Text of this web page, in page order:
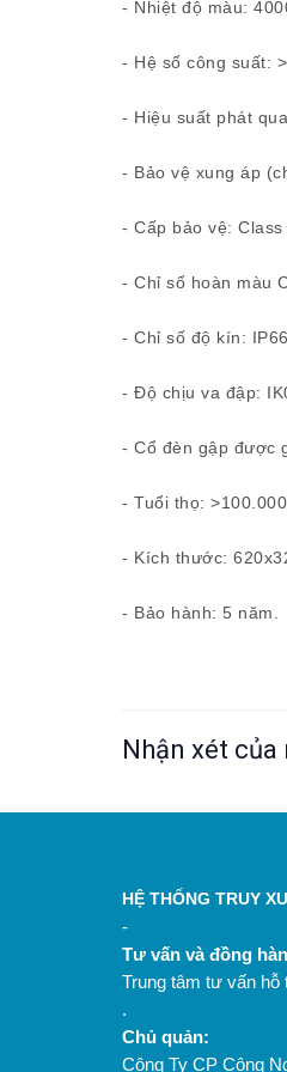
- Nhiệt độ màu:
- Hệ số công suất:
- Hiệu suất phát
- Bảo vệ xung áp
- Cấp bảo vệ: Class
- Chỉ số hoàn màu
- Chỉ số độ kín:
- Độ chịu va đập:
- Cổ đèn gập được
- Tuổi thọ:
- Kích thước:
- Bảo hành: 5 năm.
Nhận xét
HỆ THỐNG TRUY
-
Tư vấn và đồng
Trung tâm tư vấn hỗ
.
Chủ quản:
Công Ty CP Công